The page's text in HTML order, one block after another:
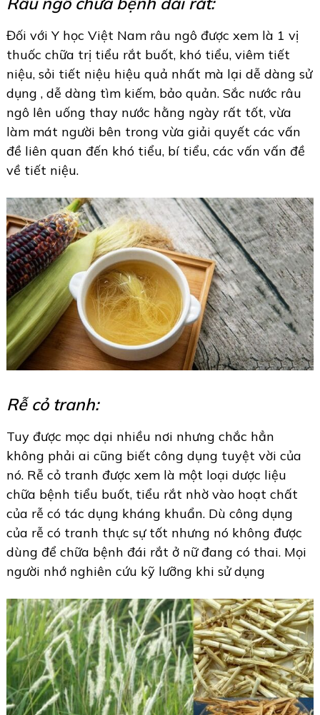
Đối với Y học Việt Nam râu ngô được xem là 1 vị
thuốc chữa trị tiểu rắt buốt, khó tiểu, viêm tiết
niệu, sỏi tiết niệu hiệu quả nhất mà lại dễ dàng sử
dụng , dễ dàng tìm kiếm, bảo quản. Sắc nước râu
ngô lên uống thay nước hằng ngày rất tốt, vừa
làm mát người bên trong vừa giải quyết các vấn
đề liên quan đến khó tiểu, bí tiểu, các vấn vấn đề
về tiết niệu.
Rễ cỏ tranh:
Tuy được mọc dại nhiều nơi nhưng chắc hẳn
không phải ai cũng biết công dụng tuyệt vời của
nó. Rễ cỏ tranh được xem là một loại dược liệu
chữa bệnh tiểu buốt, tiểu rắt nhờ vào hoạt chất
của rễ có tác dụng kháng khuẩn. Dù công dụng
của rễ có tranh thực sự tốt nhưng nó không được
dùng để chữa bệnh đái rắt ở nữ đang có thai. Mọi
người nhớ nghiên cứu kỹ lưỡng khi sử dụng